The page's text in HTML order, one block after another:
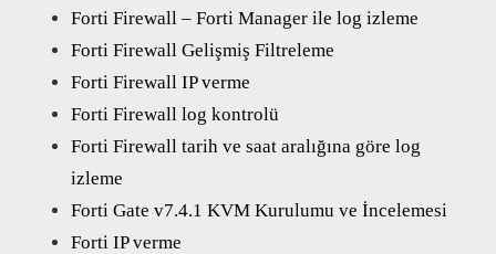
Forti Firewall – Forti Manager ile log izleme
Forti Firewall Gelişmiş Filtreleme
Forti Firewall IP verme
Forti Firewall log kontrolü
Forti Firewall tarih ve saat aralığına göre log
izleme
Forti Gate v7.4.1 KVM Kurulumu ve İncelemesi
Forti IP verme